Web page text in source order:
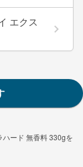
ード 無香料 330gを
エクス